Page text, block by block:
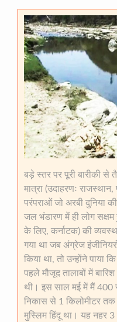
बड़े स्तर पर पूरी बारीकी से
मात्रा (उदाहरणः
परंपराओं जो अरबी दुनिया
जल भंडारण में ही लोग सक्षम
के लिए, कर्नाटक) की
गया था जब अंग्रेज
किया था, तो उन्होंने पाया
पहले मौजूद तालाबों में
थी। इस साल मई में मैं 400
निकास से 1 किलोमीटर
मुस्लिम हिंदू था। यह नहर 3